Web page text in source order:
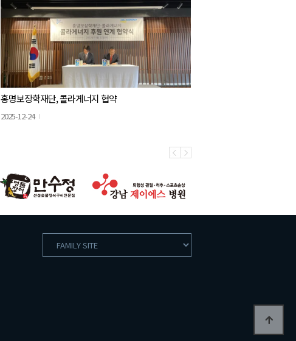
홍명보장학재단, 콜라게너지 협약
2025-12-24